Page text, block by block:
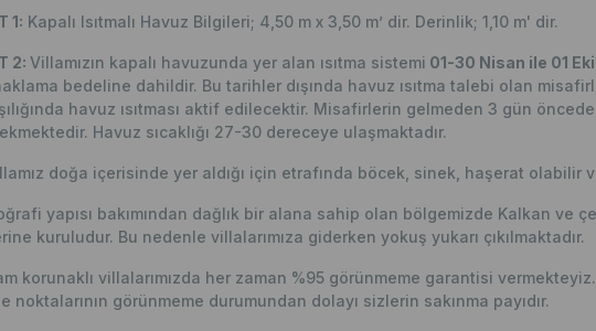
1: Kapalı Isıtmalı Havuz Bilgileri; 4,50 m x 3,50 m’ dir. Derinlik; 1,10 m' dir.
2: Villamızın kapalı havuzunda yer alan ısıtma sistemi 01-30 Nisan ile 01
bedeline dahildir. Bu tarihler dışında havuz ısıtma talebi olan
havuz ısıtması aktif edilecektir. Misafirlerin gelmeden 3 gün
Havuz sıcaklığı 27-30 dereceye ulaşmaktadır.
doğa içerisinde yer aldığı için etrafında böcek, sinek, haşerat olabilir
yapısı bakımından dağlık bir alana sahip olan bölgemizde Kalkan ve
kuruludur. Bu nedenle villalarımıza giderken yokuş yukarı çıkılmaktadır.
korunaklı villalarımızda her zaman %95 görünmeme garantisi
noktalarının görünmeme durumundan dolayı sizlerin sakınma payıdır.